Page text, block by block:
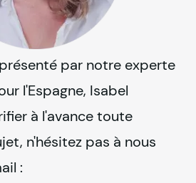
par notre experte
l'Espagne, Isabel
à l'avance toute
n'hésitez pas à nous